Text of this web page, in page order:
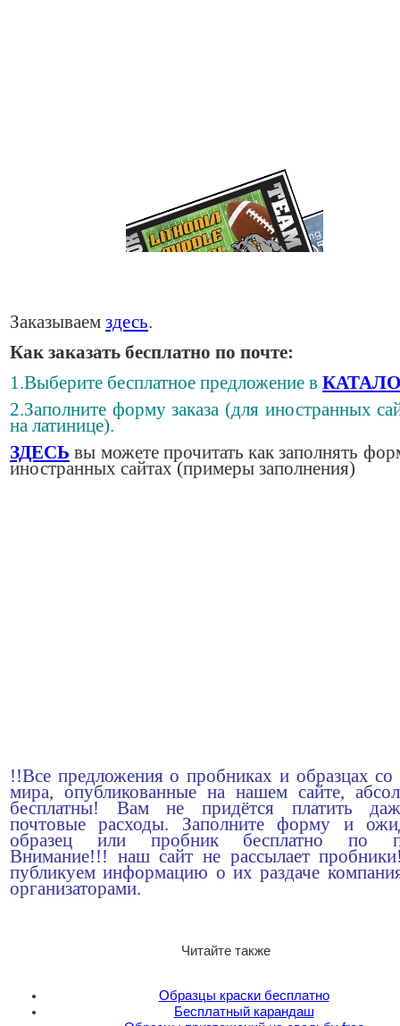
Заказываем здесь.
Как заказать бесплатно по почте:
1.Выберите бесплатное предложение в
2.Заполните форму заказа (для иностранных
на латинице).
ЗДЕСЬ вы можете прочитать как заполнять
иностранных сайтах (примеры заполнения)
!!Все предложения о пробниках и образцах со
мира, опубликованные на нашем сайте,
бесплатны! Вам не придётся платить
почтовые расходы. Заполните форму и
образец или пробник бесплатно по
Внимание!!! наш сайт не рассылает
публикуем информацию о их раздаче
организаторами.
Читайте также
Образцы краски бесплатно
Бесплатный карандаш